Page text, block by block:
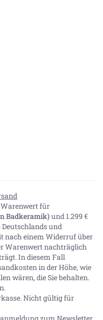
Warenwert für
Badkeramik) und 1.299 €
und
nach einem Widerruf über
Warenwert nachträglich
In diesem Fall
in der Höhe, wie
wären, die Sie behalten.
Nicht gültig für